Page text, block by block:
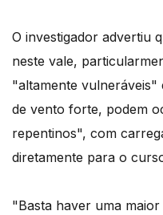
O investigador advertiu
neste vale,
"altamente vulneráveis"
de vento forte, podem
repentinos", com
diretamente para o
"Basta haver uma